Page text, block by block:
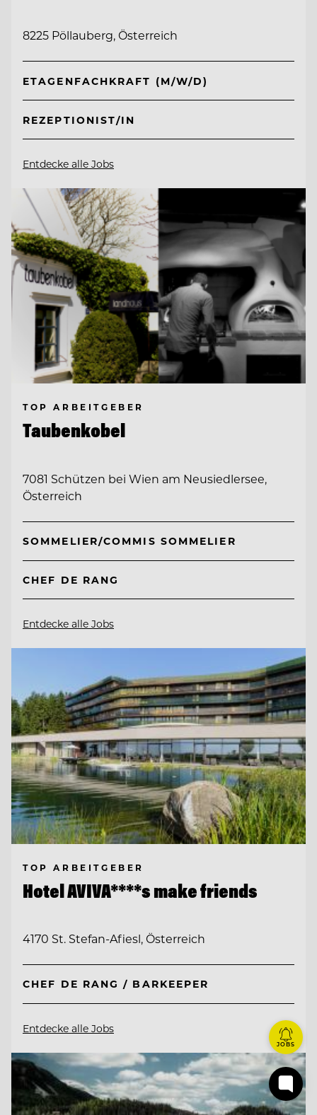
8225 Pöllauberg, Österreich
ETAGENFACHKRAFT (M/W/D)
REZEPTIONIST/IN
Entdecke alle Jobs
TOP ARBEITGEBER
Taubenkobel
7081 Schützen bei Wien am Neusiedlersee,
Österreich
SOMMELIER/COMMIS SOMMELIER
CHEF DE RANG
Entdecke alle Jobs
TOP ARBEITGEBER
Hotel AVIVA****s make friends
4170 St. Stefan-Afiesl, Österreich
CHEF DE RANG / BARKEEPER
Entdecke alle Jobs
JOBS